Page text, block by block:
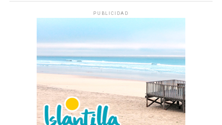
PUBLICIDAD